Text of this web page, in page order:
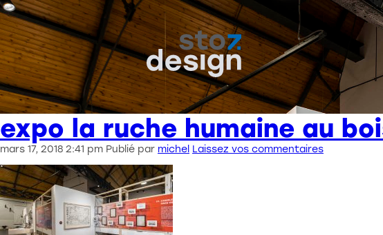
expo la ruche humaine au
mars 17, 2018 2:41 pm Publié par michel Laissez vos commentaires